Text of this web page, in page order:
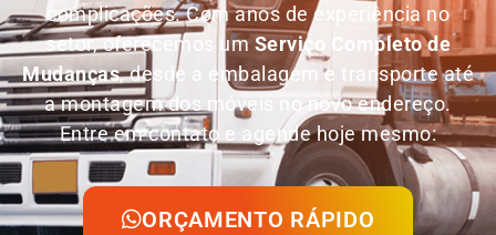
complicações. Com anos de experiência no
setor, oferecemos umServiço Completo de
Mudanças, desde a embalagem e transporte até
a montagem dos móveis no novo endereço.
Entre em contato e agende hoje mesmo:
ORÇAMENTO RÁPIDO